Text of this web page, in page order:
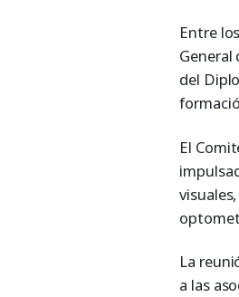
Entre
General
del
El
La
a las